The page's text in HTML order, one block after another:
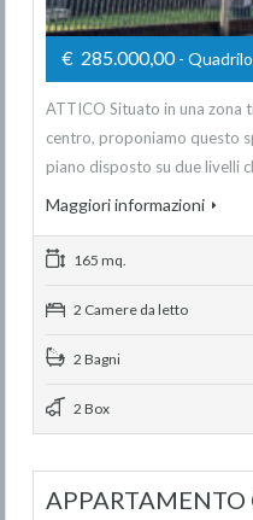
€ 285.000,00-
ATTICO Situato in una zona
centro, proponiamo questo
piano disposto su due livelli
Maggiori informazioni
165 mq.
2 Camere da letto
2 Bagni
2 Box
APPARTAMENTO